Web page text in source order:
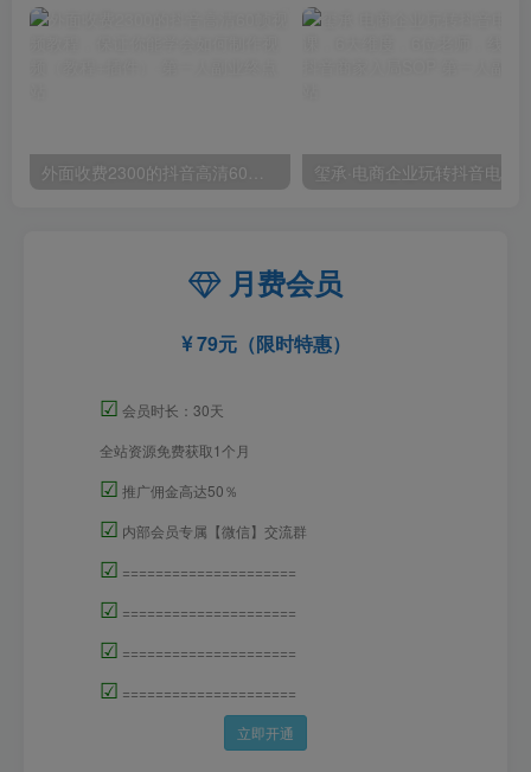
外面收费2300的抖音高清60帧视频教程，保证你能学会如何制作视频（教程+插件）
月费会员
79元（限时特惠）
☑ 会员时长：30天
全站资源免费获取1个月
☑ 推广佣金高达50％
☑ 内部会员专属【微信】交流群
☑ =====================
☑ =====================
☑ =====================
☑ =====================
立即开通